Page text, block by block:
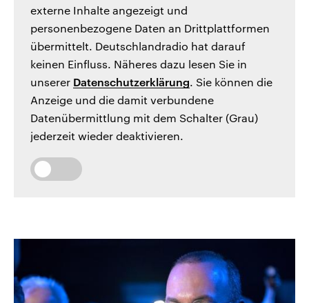
externe Inhalte angezeigt und
personenbezogene Daten an Drittplattformen
übermittelt. Deutschlandradio hat darauf
keinen Einfluss. Näheres dazu lesen Sie in
unserer Datenschutzerklärung. Sie können die
Anzeige und die damit verbundene
Datenübermittlung mit dem Schalter (Grau)
jederzeit wieder deaktivieren.